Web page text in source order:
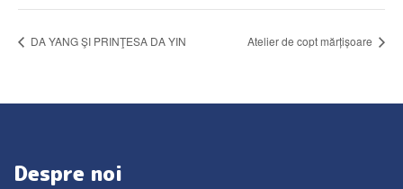
DA YANG ŞI PRINŢESA DA YIN Atelier de copt mărțișoare
Despre noi